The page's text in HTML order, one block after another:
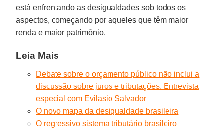
está enfrentando as desigualdades sob todos os
aspectos, começando por aqueles que têm maior
renda e maior patrimônio.
Leia Mais
Debate sobre o orçamento público não inclui a
discussão sobre juros e tributações. Entrevista
especial com Evilasio Salvador
O novo mapa da desigualdade brasileira
O regressivo sistema tributário brasileiro